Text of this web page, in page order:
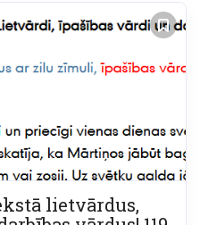
lietvārdus,